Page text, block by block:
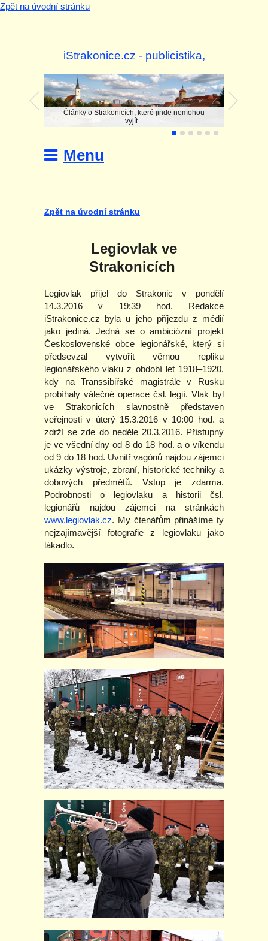
Zpět na úvodní stránku
iStrakonice.cz - publicistika,
investigace
Články o Strakonicích, které jinde nemohou
vyjít...
Menu
Zpět na úvodní stránku
Legiovlak ve
Strakonicích
Legiovlak přijel do Strakonic v pondělí
14.3.2016 v 19:39 hod. Redakce
iStrakonice.cz byla u jeho příjezdu z médií
jako jediná. Jedná se o ambiciózní projekt
Československé obce legionářské, který si
předsevzal vytvořit věrnou repliku
legionářského vlaku z období let 1918–1920,
kdy na Transsibiřské magistrále v Rusku
probíhaly válečné operace čsl. legií. Vlak byl
ve Strakonicích slavnostně představen
veřejnosti v úterý 15.3.2016 v 10:00 hod. a
zdrží se zde do neděle 20.3.2016. Přístupný
je ve všední dny od 8 do 18 hod. a o víkendu
od 9 do 18 hod. Uvnitř vagónů najdou zájemci
ukázky výstroje, zbraní, historické techniky a
dobových předmětů. Vstup je zdarma.
Podrobnosti o legiovlaku a historii čsl.
legionářů najdou zájemci na stránkách
www.legiovlak.cz. My čtenářům přinášíme ty
nejzajímavější fotografie z legiovlaku jako
lákadlo.